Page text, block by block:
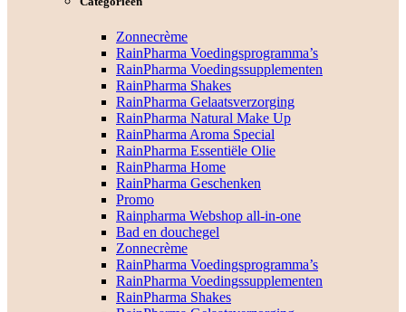
Zonnecrème
RainPharma Voedingsprogramma’s
RainPharma Voedingssupplementen
RainPharma Shakes
RainPharma Gelaatsverzorging
RainPharma Natural Make Up
RainPharma Aroma Special
RainPharma Essentiële Olie
RainPharma Home
RainPharma Geschenken
Promo
Rainpharma Webshop all-in-one
Bad en douchegel
Zonnecrème
RainPharma Voedingsprogramma’s
RainPharma Voedingssupplementen
RainPharma Shakes